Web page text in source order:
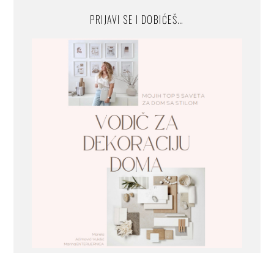
PRIJAVI SE I DOBIĆEŠ…